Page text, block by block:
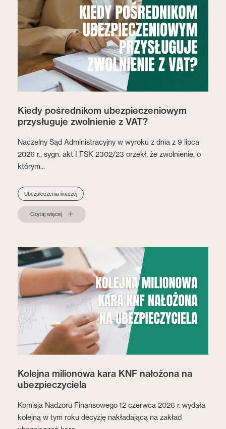
Kiedy pośrednikom ubezpieczeniowym
przysługuje zwolnienie z VAT?
Naczelny Sąd Administracyjny w wyroku z dnia z 9 lipca
2026 r., sygn. akt I FSK 2302/23 orzekł, że zwolnienie, o
którym...
Ubezpieczenia inaczej
Czytaj więcej
Kolejna milionowa kara KNF nałożona na
ubezpieczyciela
Komisja Nadzoru Finansowego 12 czerwca 2026 r. wydała
kolejną w tym roku decyzję nakładającą na zakład